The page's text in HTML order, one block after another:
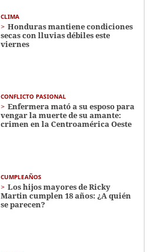
CLIMA
Honduras mantiene condiciones
secas con lluvias débiles este
viernes
CONFLICTO PASIONAL
Enfermera mató a su esposo para
vengar la muerte de su amante:
crimen en la Centroamérica Oeste
CUMPLEAÑOS
Los hijos mayores de Ricky
Martin cumplen 18 años: ¿A quién
se parecen?